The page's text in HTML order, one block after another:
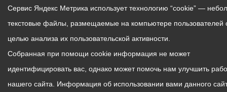
Сервис Яндекс Метрика использует технологию “cookie” —
текстовые файлы, размещаемые на компьютере пользователей
целью анализа их пользовательской активности.
Собранная при помощи cookie информация не может
идентифицировать вас, однако может помочь нам улучшить
нашего сайта. Информация об использовании вами данного